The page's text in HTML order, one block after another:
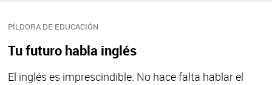
PÍLDORA DE EDUCACIÓN
Tu futuro habla inglés
El inglés es imprescindible. No hace falta hablar el